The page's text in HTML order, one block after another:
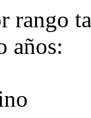
rango
años: